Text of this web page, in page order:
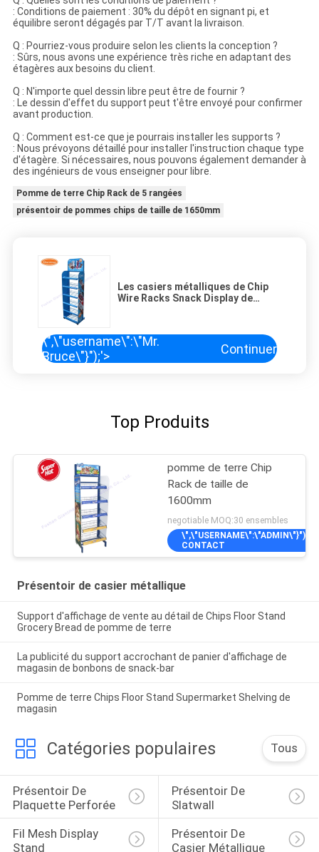
: Conditions de paiement : 30% du dépôt en signant pi, et
équilibre seront dégagés par T/T avant la livraison.
Q : Pourriez-vous produire selon les clients la conception ?
: Sûrs, nous avons une expérience très riche en adaptant des
étagères aux besoins du client.
Q : N'importe quel dessin libre peut être de fournir ?
: Le dessin d'effet du support peut t'être envoyé pour confirmer
avant production.
Q : Comment est-ce que je pourrais installer les supports ?
: Nous prévoyons détaillé pour installer l'instruction chaque type
d'étagère. Si nécessaires, nous pouvons également demander à
des ingénieurs de vous enseigner pour libre.
Pomme de terre Chip Rack de 5 rangées
présentoir de pommes chips de taille de 1650mm
Les casiers métalliques de Chip
Wire Racks Snack Display de
\",\"username\":\"Mr.
Bruce\"}");'>
Continuer
Top Produits
pomme de terre Chip
Rack de taille de
1600mm
negotiable MOQ:30 ensembles
\",\"USERNAME\":\"ADMIN\"}");'>
CONTACT
Présentoir de casier métallique
Support d'affichage de vente au détail de Chips Floor Stand
Grocery Bread de pomme de terre
La publicité du support accrochant de panier d'affichage de
magasin de bonbons de snack-bar
Pomme de terre Chips Floor Stand Supermarket Shelving de
magasin
Catégories populaires Tous
Présentoir De
Plaquette Perforée
Présentoir De
Slatwall
Fil Mesh Display
Stand
Présentoir De
Casier Métallique